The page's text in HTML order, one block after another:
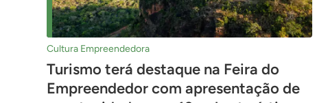
Cultura Empreendedora
Turismo terá destaque na Feira do
Empreendedor com apresentação de